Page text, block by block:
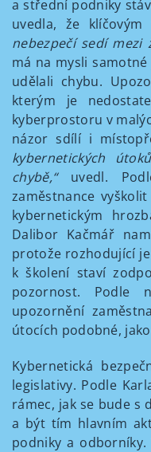
a střední podniky
uvedla, že
nebezpečí sedí mezi
má na mysli
udělali chybu.
kterým je
kyberprostoru v
názor sdílí i
kybernetických
chybě,“uvedl.
zaměstnance
kybernetickým
Dalibor Kačmář
protože rozhodující
k školení staví
pozornost. Podle
upozornění
útocích podobné,
Kybernetická
legislativy. Podle
rámec, jak se bude s
a být tím hlavním
podniky a